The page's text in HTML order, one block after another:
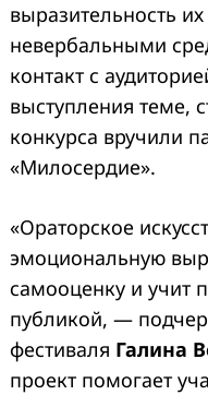
выразительность
невербальными
контакт с
выступления теме,
конкурса вручили
«Милосердие».
«Ораторское
эмоциональную
самооценку и учит
публикой, —
фестиваля Галина
проект помогает